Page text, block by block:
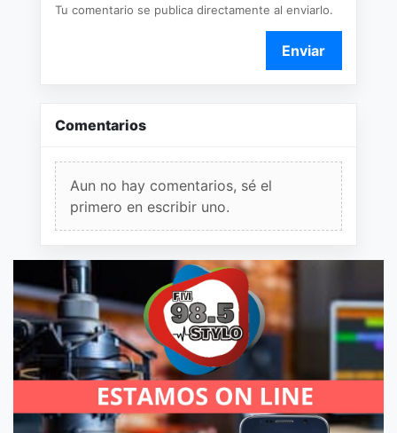
Tu comentario se publica directamente al enviarlo.
Enviar
Comentarios
Aun no hay comentarios, sé el
primero en escribir uno.